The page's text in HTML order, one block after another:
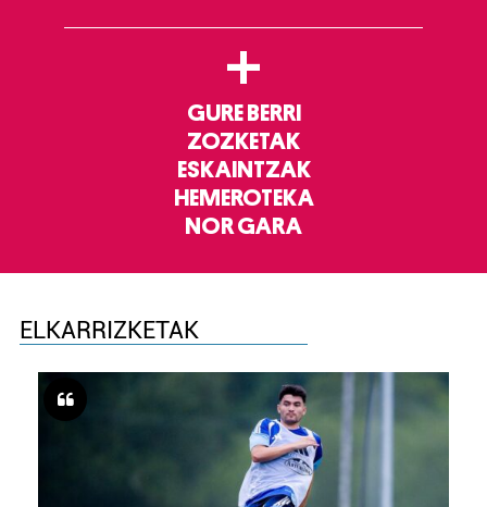
+
GURE BERRI
ZOZKETAK
ESKAINTZAK
HEMEROTEKA
NOR GARA
ELKARRIZKETAK